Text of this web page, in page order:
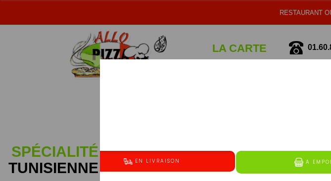
RESTAURANT
LA CARTE
SPÉCIALITÉ
TUNISIENNE
NOS